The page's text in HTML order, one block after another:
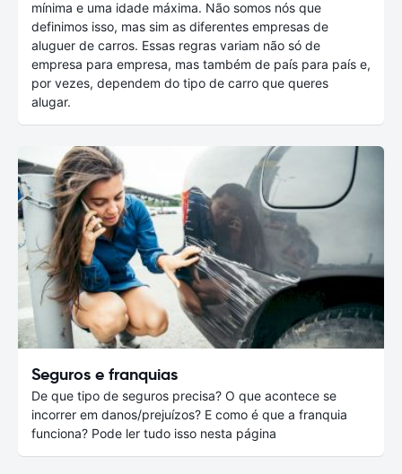
mínima e uma idade máxima. Não somos nós que
definimos isso, mas sim as diferentes empresas de
aluguer de carros. Essas regras variam não só de
empresa para empresa, mas também de país para país e,
por vezes, dependem do tipo de carro que queres
alugar.
Seguros e franquias
De que tipo de seguros precisa? O que acontece se
incorrer em danos/prejuízos? E como é que a franquia
funciona? Pode ler tudo isso nesta página